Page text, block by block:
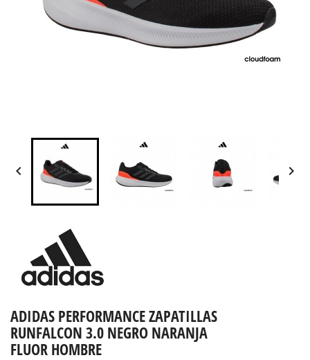
 
ADIDAS PERFORMANCE ZAPATILLAS
RUNFALCON 3.0 NEGRO NARANJA
FLUOR HOMBRE